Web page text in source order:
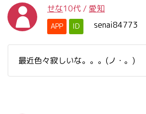
せな10代 / 愛知
APP ID senai84773
最近色々寂しいな。。。(ノ・。)